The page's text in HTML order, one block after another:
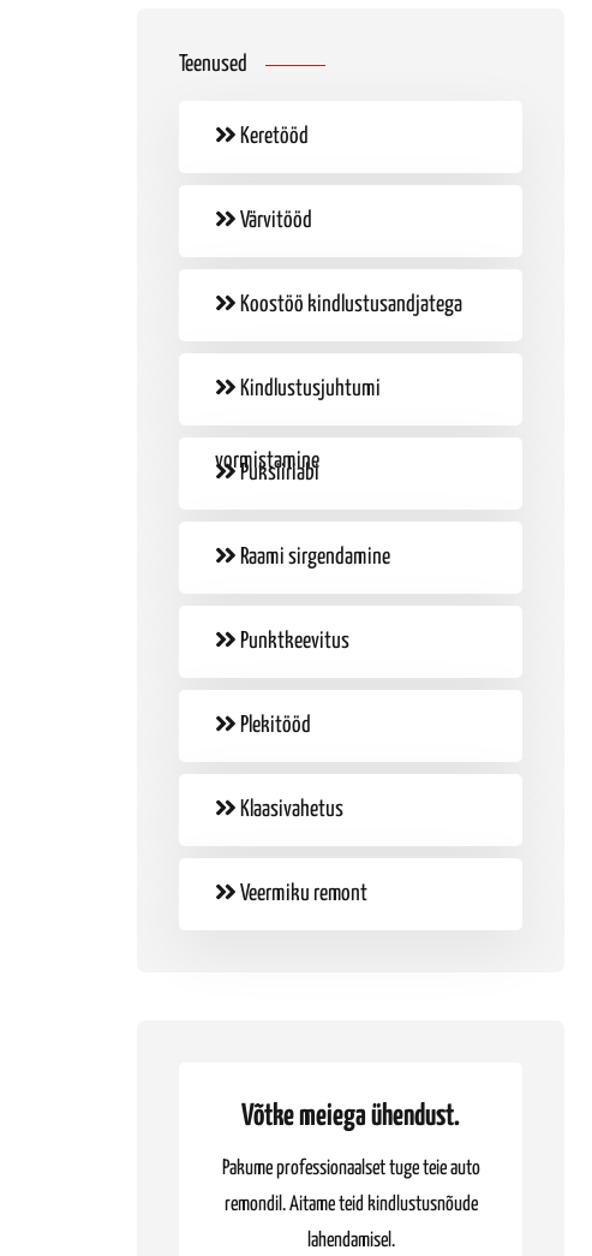
Teenused
Keretööd
Värvitööd
Koostöö kindlustusandjatega
Kindlustusjuhtumi
vormistamine
Puksiiriabi
Raami sirgendamine
Punktkeevitus
Plekitööd
Klaasivahetus
Veermiku remont
Võtke meiega ühendust.
Pakume professionaalset tuge teie auto
remondil. Aitame teid kindlustusnõude
lahendamisel.